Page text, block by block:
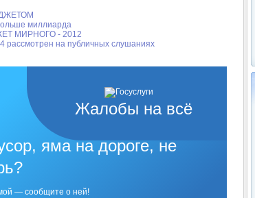
миллиарда
МИРНОГО - 2012
рассмотрен на публичных слушаниях
Жалобы на всё
яма на дороге, не
— сообщите о ней!